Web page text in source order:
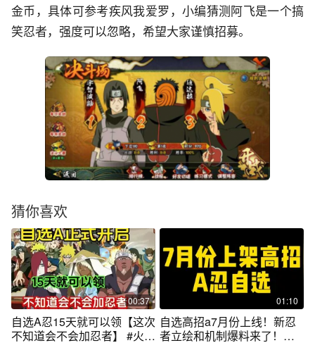
金币，具体可参考疾风我爱罗，小编猜测阿飞是一个搞
笑忍者，强度可以忽略，希望大家谨慎招募。
猜你喜欢
00:37
自选A忍15天就可以领【这次
不知道会不会加忍者】 #火影
01:10
自选高招a7月份上线！新忍
者立绘和机制爆料来了！以